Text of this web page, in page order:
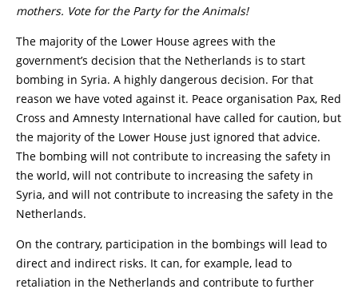
mothers. Vote for the Party for the Animals!
The majority of the Lower House agrees with the
government’s decision that the Netherlands is to start
bombing in Syria. A highly dangerous decision. For that
reason we have voted against it. Peace organisation Pax, Red
Cross and Amnesty International have called for caution, but
the majority of the Lower House just ignored that advice.
The bombing will not contribute to increasing the safety in
the world, will not contribute to increasing the safety in
Syria, and will not contribute to increasing the safety in the
Netherlands.
On the contrary, participation in the bombings will lead to
direct and indirect risks. It can, for example, lead to
retaliation in the Netherlands and contribute to further